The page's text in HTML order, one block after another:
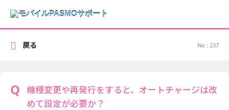
No : 237
機種変更や再発行をすると、オートチャージは改
めて設定が必要か？
戻る